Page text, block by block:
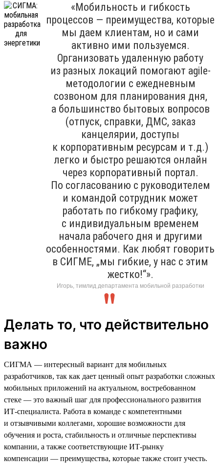
«Мобильность и гибкость
процессов — преимущества, которые
мы даем клиентам, но и сами
активно ими пользуемся.
Организовать удаленную работу
из разных локаций помогают agile-
методологии с ежедневным
созвоном для планирования дня,
а большинство бытовых вопросов
(отпуск, справки, ДМС, заказ
канцелярии, доступы
к корпоративным ресурсам и т.д.)
легко и быстро решаются онлайн
через корпоративный портал.
По согласованию с руководителем
и командой сотрудник может
работать по гибкому графику,
с индивидуальным временем
начала рабочего дня и другими
особенностями. Как любят говорить
в СИГМЕ, „мы гибкие, у нас с этим
жестко!“».
Игорь, тимлид департамента мобильной разработки
Делать то, что действительно
важно
СИГМА — интересный вариант для мобильных
разработчиков, так как дает ценный опыт разработки сложных
мобильных приложений на актуальном, востребованном
стеке — это важный шаг для профессионального развития
ИТ-специалиста. Работа в команде с компетентными
и отзывчивыми коллегами, хорошие возможности для
обучения и роста, стабильность и отличные перспективы
компании, а также соответствующие ИТ-рынку
компенсации — преимущества, которые также стоит учесть.